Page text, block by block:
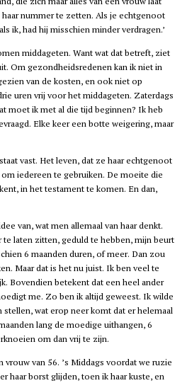
nummer te zetten. Als je echtgenoot
ik, had hij misschien minder verdragen.’
middageten. Want wat dat betreft, ziet
Om gezondheidsredenen kan ik niet in
van de kosten, en ook niet op
uren vrij voor het middageten. Zaterdags
moet ik met al die tijd beginnen? Ik heb
Elke keer een botte weigering, maar
vast. Het leven, dat ze haar echtgenoot
iedereen te gebruiken. De moeite die
in het testament te komen. En dan,
van, wat men allemaal van haar denkt.
te laten zitten, geduld te hebben, mijn beurt
6 maanden duren, of meer. Dan zou
Maar dat is het nu juist. Ik ben veel te
Bovendien betekent dat een heel ander
me. Zo ben ik altijd geweest. Ik wilde
wat erop neer komt dat er helemaal
lang de moedige uithangen, 6
om dan vrij te zijn.
van 56. ’s Middags voordat we ruzie
haar borst glijden, toen ik haar kuste, en